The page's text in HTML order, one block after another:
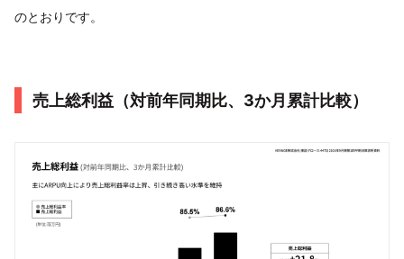
のとおりです。
売上総利益（対前年同期比、3か月累計比較）